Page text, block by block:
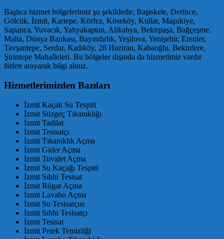
Başlıca hizmet bölgelerimiz şu şekildedir; Başiskele, Derince,
Gölcük, İzmit, Kartepe, Körfez, Köseköy, Kullar, Maşukiye,
Sapanca, Yuvacık, Yahyakaptan, Alikahya, Bekirpaşa, Bağçeşme,
Malta, Dünya Bankası, Bayındırlık, Yeşilova, Yenişehir, Erenler,
Tavşantepe, Serdar, Kadıköy, 28 Haziran, Kabaoğlu, Bekirdere,
Şirintepe Mahalleleri. Bu bölgeler dışında da hizmetimiz vardır
lütfen arayarak bilgi alınız.
Hizmetlerimizden Bazıları
İzmit Kaçak Su Tespiti
İzmit Süzgeç Tıkanıklığı
İzmit Tadilat
İzmit Tesisatçı
İzmit Tıkanıklık Açma
İzmit Gider Açma
İzmit Tuvalet Açma
İzmit Su Kaçağı Tespiti
İzmit Sıhhi Tesisat
İzmit Rögar Açma
İzmit Lavabo Açma
İzmit Su Tesisatçısı
İzmit Sıhhi Tesisatçı
İzmit Tesisat
İzmit Petek Temizliği